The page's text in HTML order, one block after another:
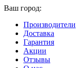
Ваш город:
Производители
Доставка
Гарантия
Акции
Отзывы